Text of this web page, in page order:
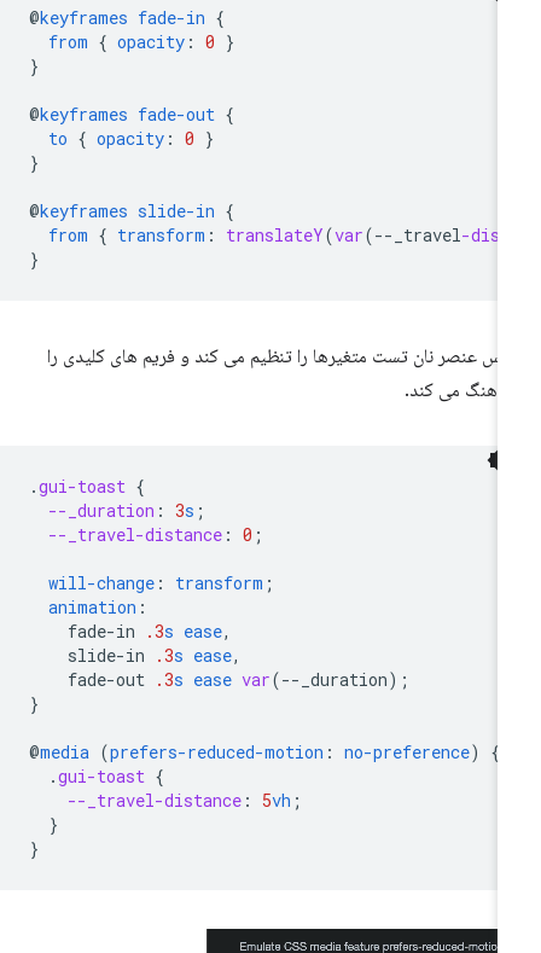
@keyframes fade-in
from
{ opacity
@keyframes fade-out
to
{ opacity
@keyframes slide-in
from
{ transform: translateY(var --_travel-
عنصر نان تست متغیرها را تنظیم می کند و فریم های کلیدی را
می کند.
.gui-toast
--_duration:
--_travel-distance :
will-change: transform
animation
fade-in
.3s ease
slide-in
.3s ease
fade-out
.3s ease var --_duration
@media (prefers-reduced-motion: no-preference
.gui-toast
--_travel-distance: 5